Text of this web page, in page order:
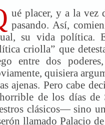
ué placer, y a la vez
pasando. Así,
su vida política.
criolla” que
entre dos
quisiera
ajenas. Pero cabe
de los días de
clásicos— sino
llamado Palacio